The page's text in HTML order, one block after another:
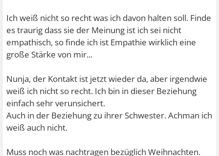
Ich weiß nicht so recht was ich davon halten soll. Finde
es traurig dass sie der Meinung ist ich sei nicht
empathisch, so finde ich ist Empathie wirklich eine
große Stärke von mir...
Nunja, der Kontakt ist jetzt wieder da, aber irgendwie
weiß ich nicht so recht. Ich bin in dieser Beziehung
einfach sehr verunsichert.
Auch in der Beziehung zu ihrer Schwester. Achman ich
weiß auch nicht.
Muss noch was nachtragen bezüglich Weihnachten.